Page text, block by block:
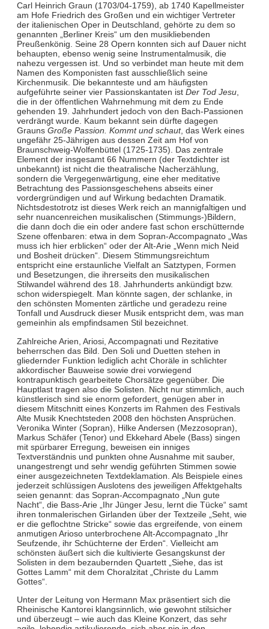
Carl Heinrich Graun (1703/04-1759), ab 1740 Kapellmeister
am Hofe Friedrich des Großen und ein wichtiger Vertreter
der italienischen Oper in Deutschland, gehörte zu dem so
genannten „Berliner Kreis“ um den musikliebenden
Preußenkönig. Seine 28 Opern konnten sich auf Dauer nicht
behaupten, ebenso wenig seine Instrumentalmusik, die
nahezu vergessen ist. Und so verbindet man heute mit dem
Namen des Komponisten fast ausschließlich seine
Kirchenmusik. Die bekannteste und am häufigsten
aufgeführte seiner vier Passionskantaten ist Der Tod Jesu,
die in der öffentlichen Wahrnehmung mit dem zu Ende
gehenden 19. Jahrhundert jedoch von den Bach-Passionen
verdrängt wurde. Kaum bekannt sein dürfte dagegen
Grauns Große Passion. Kommt und schaut, das Werk eines
ungefähr 25-Jährigen aus dessen Zeit am Hof von
Braunschweig-Wolfenbüttel (1725-1735). Das zentrale
Element der insgesamt 66 Nummern (der Textdichter ist
unbekannt) ist nicht die theatralische Nacherzählung,
sondern die Vergegenwärtigung, eine eher meditative
Betrachtung des Passionsgeschehens abseits einer
vordergründigen und auf Wirkung bedachten Dramatik.
Nichtsdestotrotz ist dieses Werk reich an mannigfaltigen und
sehr nuancenreichen musikalischen (Stimmungs-)Bildern,
die dann doch die ein oder andere fast schon erschütternde
Szene offenbaren: etwa in dem Sopran-Accompagnato „Was
muss ich hier erblicken“ oder der Alt-Arie „Wenn mich Neid
und Bosheit drücken“. Diesem Stimmungsreichtum
entspricht eine erstaunliche Vielfalt an Satztypen, Formen
und Besetzungen, die ihrerseits den musikalischen
Stilwandel während des 18. Jahrhunderts ankündigt bzw.
schon widerspiegelt. Man könnte sagen, der schlanke, in
den schönsten Momenten zärtliche und geradezu reine
Tonfall und Ausdruck dieser Musik entspricht dem, was man
gemeinhin als empfindsamen Stil bezeichnet.
Zahlreiche Arien, Ariosi, Accompagnati und Rezitative
beherrschen das Bild. Den Soli und Duetten stehen in
gliedernder Funktion lediglich acht Choräle in schlichter
akkordischer Bauweise sowie drei vorwiegend
kontrapunktisch gearbeitete Chorsätze gegenüber. Die
Hauptlast tragen also die Solisten. Nicht nur stimmlich, auch
künstlerisch sind sie enorm gefordert, genügen aber in
diesem Mitschnitt eines Konzerts im Rahmen des Festivals
Alte Musik Knechtsteden 2008 den höchsten Ansprüchen.
Veronika Winter (Sopran), Hilke Andersen (Mezzosopran),
Markus Schäfer (Tenor) und Ekkehard Abele (Bass) singen
mit spürbarer Erregung, beweisen ein inniges
Textverständnis und punkten ohne Ausnahme mit sauber,
unangestrengt und sehr wendig geführten Stimmen sowie
einer ausgezeichneten Textdeklamation. Als Beispiele eines
jederzeit schlüssigen Auslotens des jeweiligen Affektgehalts
seien genannt: das Sopran-Accompagnato „Nun gute
Nacht“, die Bass-Arie „Ihr Jünger Jesu, lernt die Tücke“ samt
ihren tonmalerischen Girlanden über der Textzeile „Seht, wie
er die geflochtne Stricke“ sowie das ergreifende, von einem
anmutigen Arioso unterbrochene Alt-Accompagnato „Ihr
Seufzende, ihr Schüchterne der Erden“. Vielleicht am
schönsten äußert sich die kultivierte Gesangskunst der
Solisten in dem bezaubernden Quartett „Siehe, das ist
Gottes Lamm“ mit dem Choralzitat „Christe du Lamm
Gottes“.
Unter der Leitung von Hermann Max präsentiert sich die
Rheinische Kantorei klangsinnlich, wie gewohnt stilsicher
und überzeugt – wie auch das Kleine Konzert, das sehr